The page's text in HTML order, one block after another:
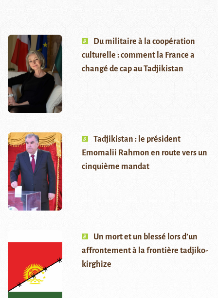
Du militaire à la coopération
culturelle : comment la France a
changé de cap au Tadjikistan
Tadjikistan : le président
Emomalii Rahmon en route vers un
cinquième mandat
Un mort et un blessé lors d’un
affrontement à la frontière tadjiko-
kirghize